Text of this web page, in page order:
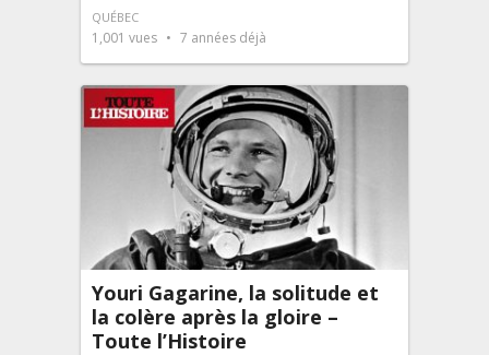
QUÉBEC
1,001 vues 7 années déjà
Youri Gagarine, la solitude et
la colère après la gloire –
Toute l’Histoire